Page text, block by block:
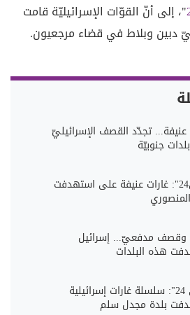
"، إلى أنّ القوّات الإسرائيليّة قامت
دبين وبلاط في قضاء مرجعيون.
عنيفة... تجدّد القصف الإسرائيليّ
جنوبيّة
"لبنان24": غارات عنيفة على استهدفت
وقصف مدفعيّ... إسرائيل
هذه البلدات
"لبنان 24": سلسلة غارات إسرائيلية
بلدة مجدل سلم